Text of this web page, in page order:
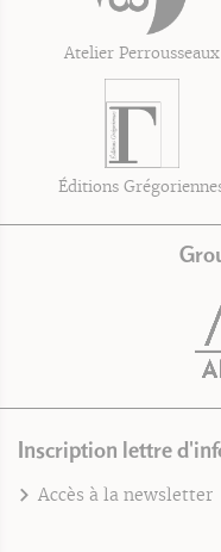
Atelier Perrousseaux
Éditions
Inscription lettre
Accès à la newsletter